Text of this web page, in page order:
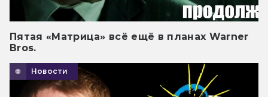
Пятая «Матрица» всё ещё в планах Warner
Bros.
Новости